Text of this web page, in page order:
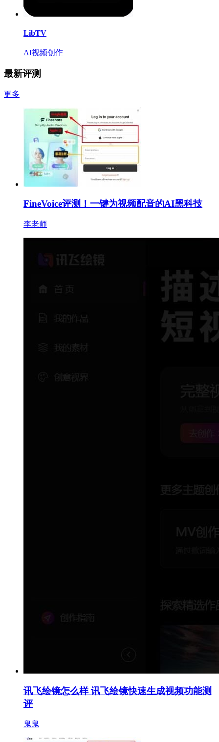
LibTV
AI视频创作
最新评测
更多
FineVoice评测！一键为视频配音的AI黑科技
李老师
讯飞绘镜怎么样 讯飞绘镜快速生成视频功能测
评
鬼鬼